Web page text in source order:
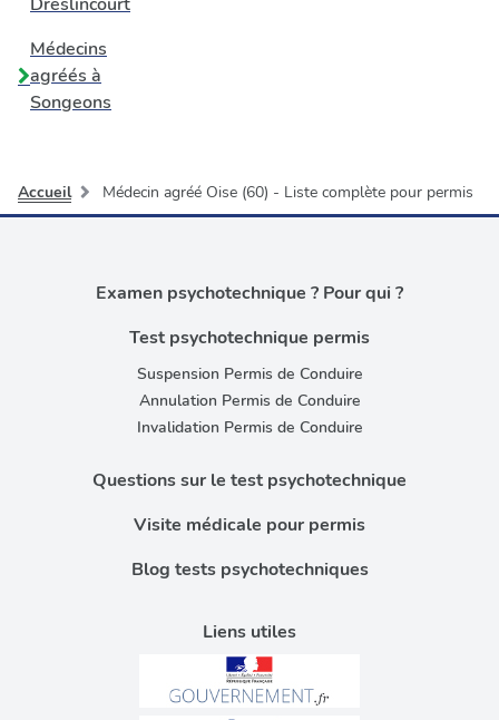
Médecins
agréés à
Songeons
Accueil Médecin agréé Oise (60) - Liste complète pour permis
Liens utiles
Examen psychotechnique ? Pour qui ?
Test psychotechnique permis
Suspension Permis de Conduire
Annulation Permis de Conduire
Invalidation Permis de Conduire
Questions sur le test psychotechnique
Visite médicale pour permis
Blog tests psychotechniques